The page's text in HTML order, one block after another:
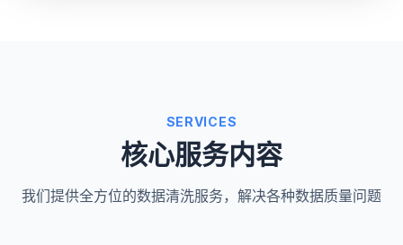
SERVICES
核心服务内容
我们提供全方位的数据清洗服务，解决各种数据质量问题